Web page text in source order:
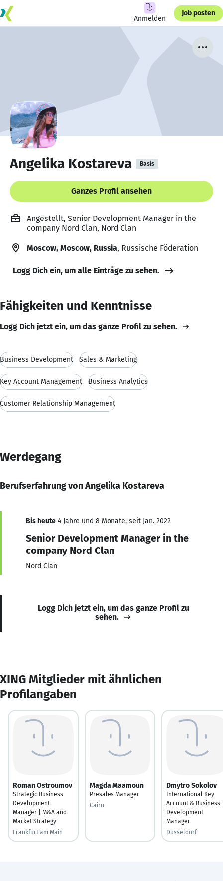
Anmelden
Job posten
Angelika Kostareva Basis
Ganzes Profil ansehen
Angestellt, Senior Development Manager in the
company Nord Clan, Nord Clan
Moscow, Moscow, Russia, Russische Föderation
Logg Dich ein, um alle Einträge zu sehen.
Fähigkeiten und Kenntnisse
Logg Dich jetzt ein, um das ganze Profil zu sehen.
Business Development Sales & Marketing
Key Account Management Business Analytics
Customer Relationship Management
Werdegang
Berufserfahrung von Angelika Kostareva
Bis heute 4 Jahre und 8 Monate, seit Jan. 2022
Senior Development Manager in the
company Nord Clan
Nord Clan
Logg Dich jetzt ein, um das ganze Profil zu
sehen.
XING Mitglieder mit ähnlichen
Profilangaben
Roman Ostroumov
Strategic Business
Development
Manager | M&A and
Market Strategy
Frankfurt am Main
Magda Maamoun
Presales Manager
Cairo
Dmytro Sokolov
International Key
Account & Business
Development
Manager
Dusseldorf